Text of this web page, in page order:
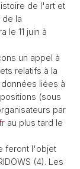
de l'art et
la
le 11 juin à
un appel à
relatifs à la
liées à
(sous
par
au plus tard le
feront l'objet
(4). Les